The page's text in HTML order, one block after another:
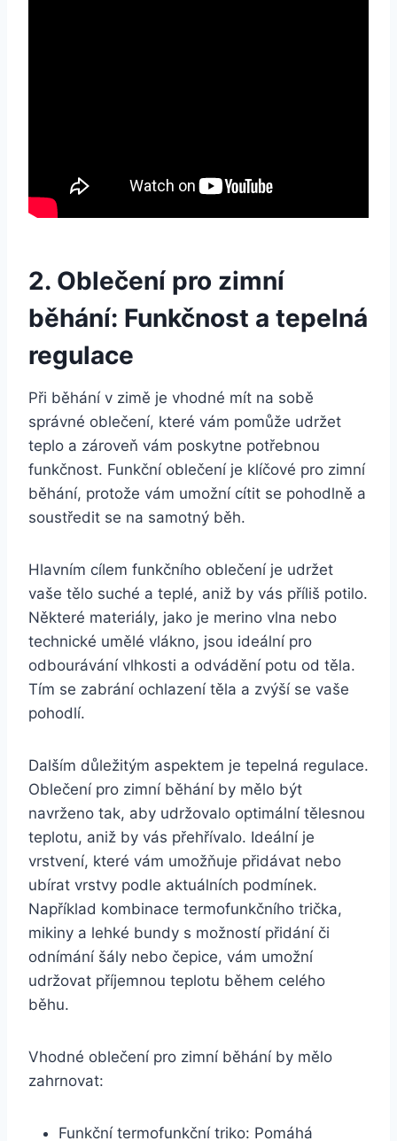
2. Oblečení pro zimní
běhání: Funkčnost a tepelná
regulace
Při běhání v zimě je vhodné mít na sobě
správné oblečení, které vám pomůže udržet
teplo a zároveň vám poskytne potřebnou
funkčnost. Funkční oblečení je klíčové pro zimní
běhání, protože vám umožní cítit se pohodlně a
soustředit se na samotný běh.
Hlavním cílem funkčního oblečení je udržet
vaše tělo suché a teplé, aniž by vás příliš potilo.
Některé materiály, jako je merino vlna nebo
technické umělé vlákno, jsou ideální pro
odbourávání vlhkosti a odvádění potu od těla.
Tím se zabrání ochlazení těla a zvýší se vaše
pohodlí.
Dalším důležitým aspektem je tepelná regulace.
Oblečení pro zimní běhání by mělo být
navrženo tak, aby udržovalo optimální tělesnou
teplotu, aniž by vás přehřívalo. Ideální je
vrstvení, které vám umožňuje přidávat nebo
ubírat vrstvy podle aktuálních podmínek.
Například kombinace termofunkčního trička,
mikiny a lehké bundy s možností přidání či
odnímání šály nebo čepice, vám umožní
udržovat příjemnou teplotu během celého
běhu.
Vhodné oblečení pro zimní běhání by mělo
zahrnovat:
Funkční termofunkční triko: Pomáhá